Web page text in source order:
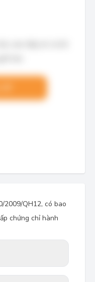
2009/QH12, có bao
chứng chỉ hành